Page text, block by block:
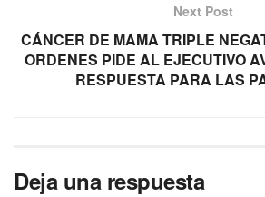
Next Post
CÁNCER DE MAMA TRIPLE
ORDENES PIDE AL EJECUTIVO
RESPUESTA PARA LAS
Deja una respuesta